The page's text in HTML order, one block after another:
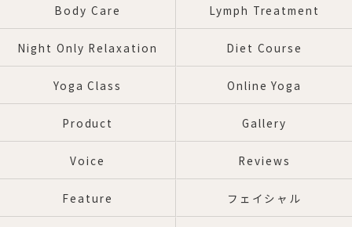
Body Care Lymph Treatment
Night Only Relaxation Diet Course
Yoga Class Online Yoga
Product Gallery
Voice Reviews
Feature フェイシャル